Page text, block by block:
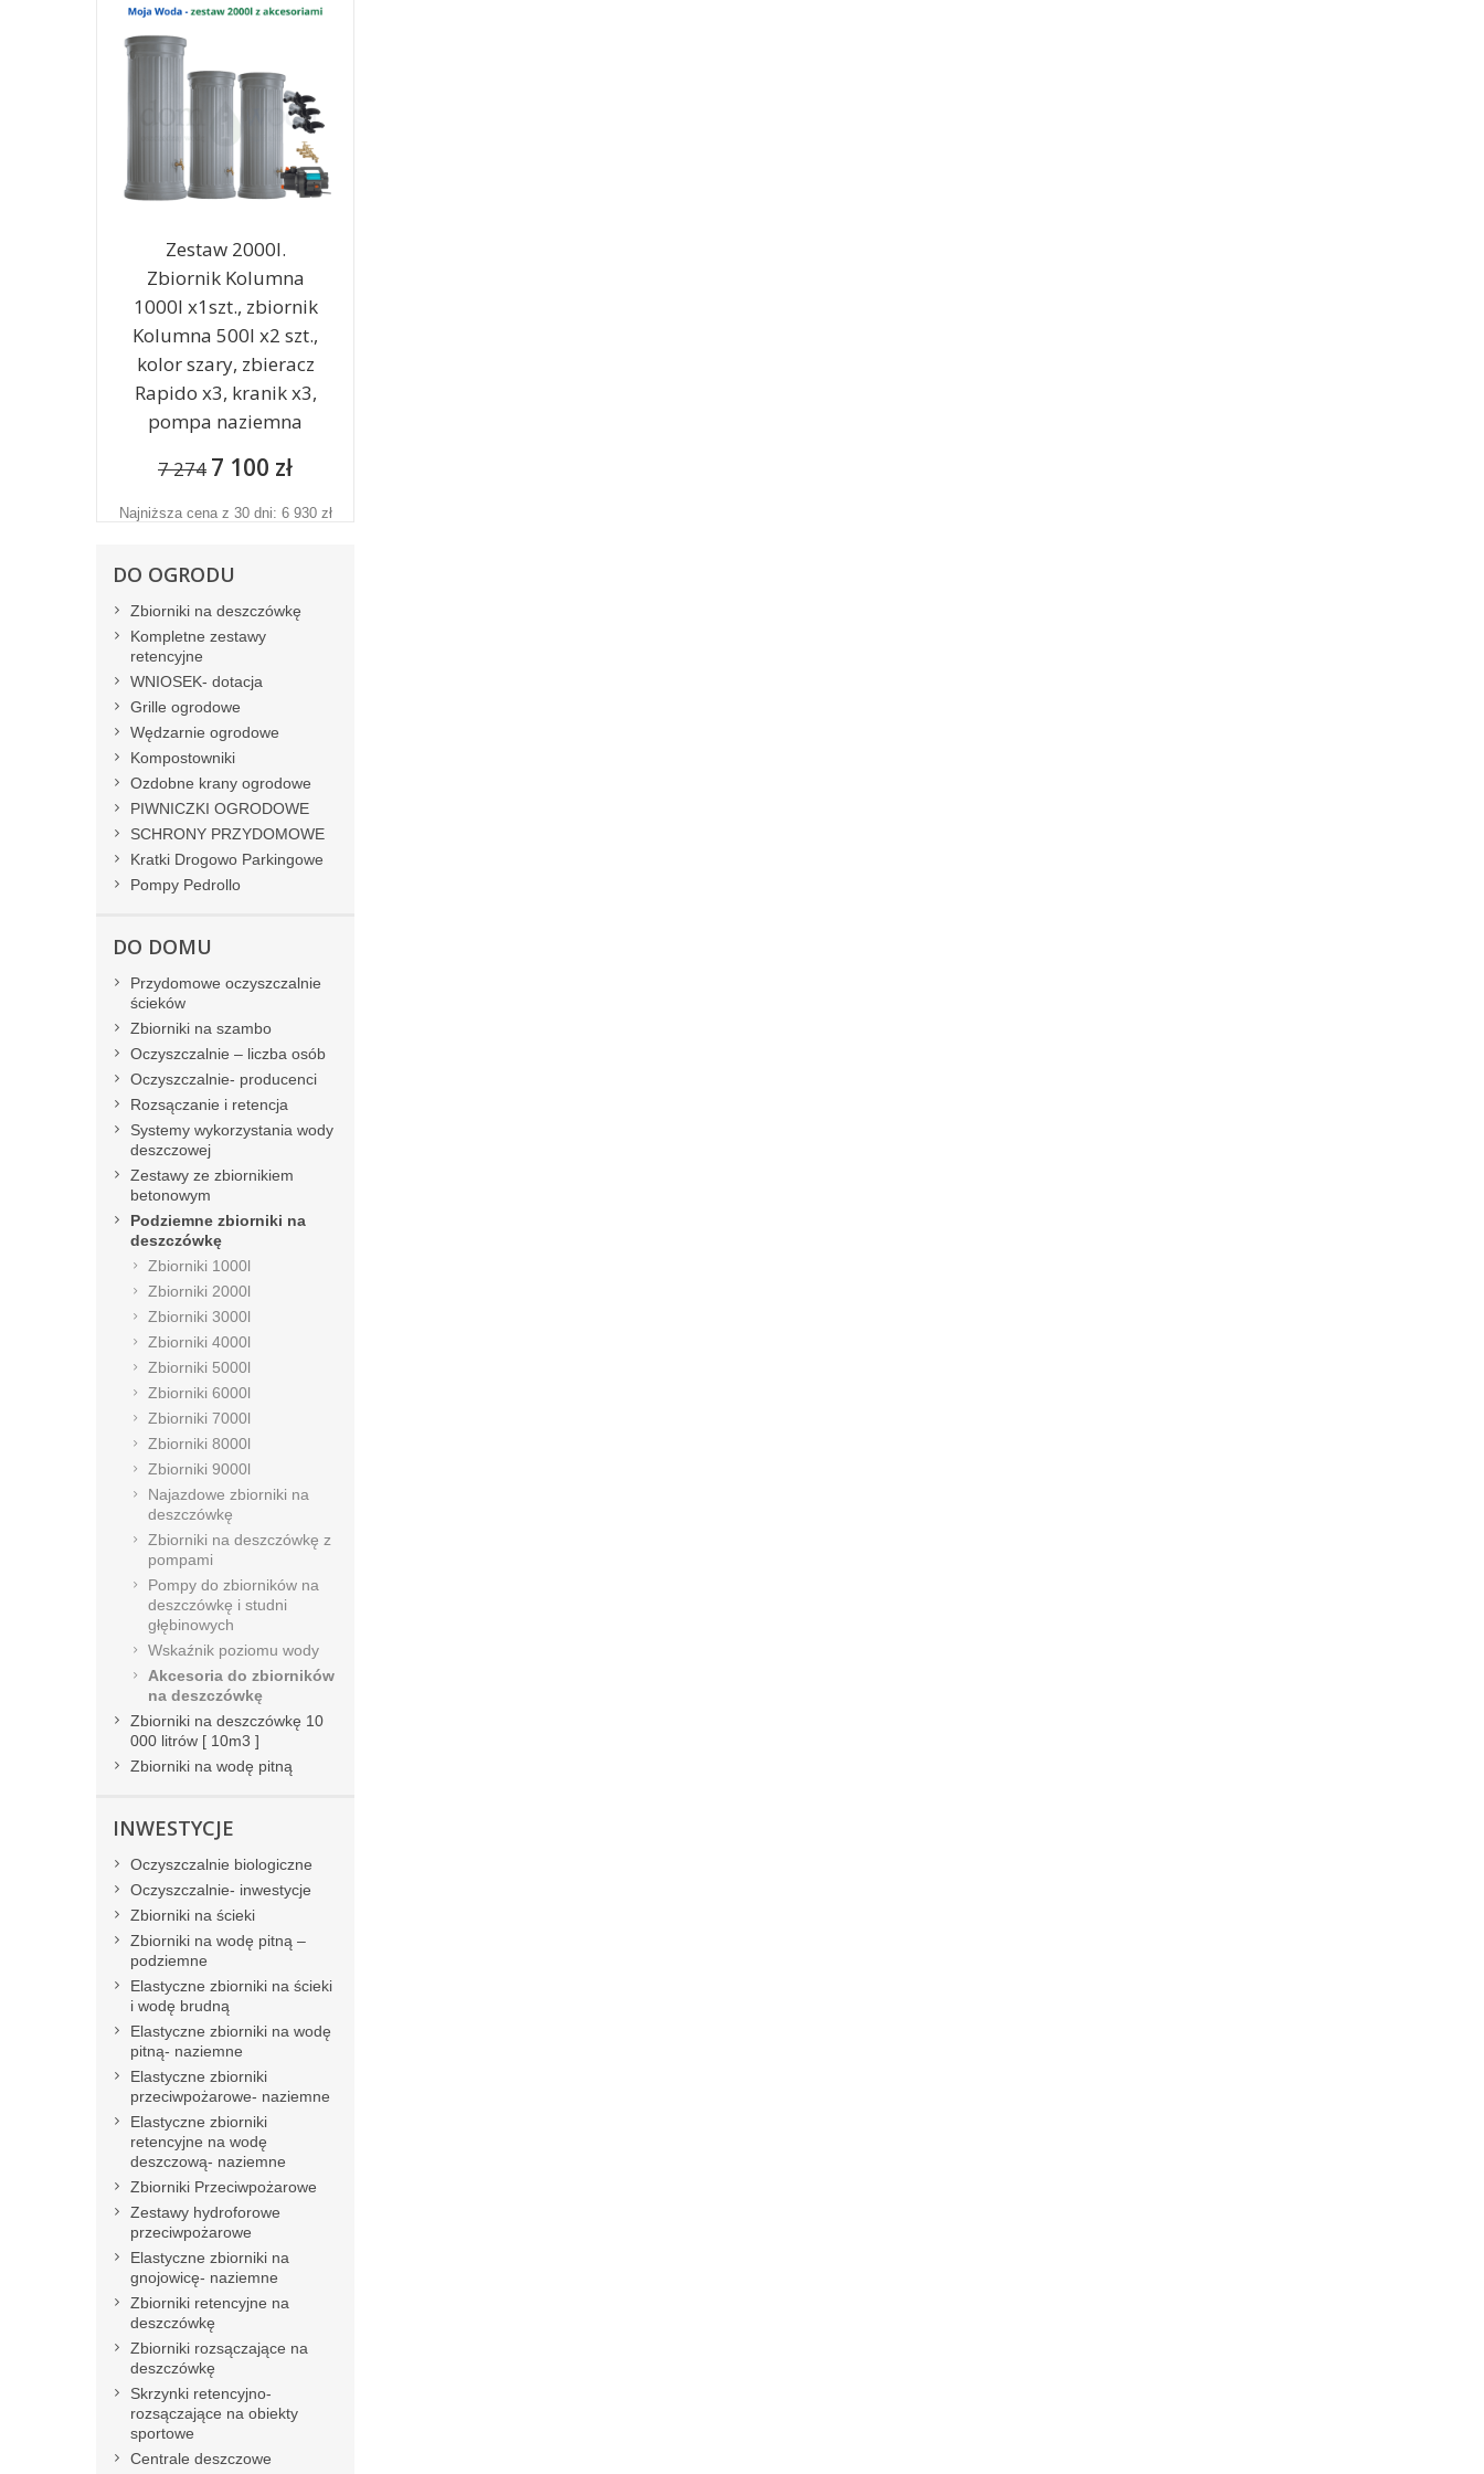
Zestaw 2000l.
Zbiornik Kolumna
1000l x1szt., zbiornik
Kolumna 500l x2 szt.,
kolor szary, zbieracz
Rapido x3, kranik x3,
pompa naziemna
7 274 7 100 zł
Najniższa cena z 30 dni: 6 930 zł
DO OGRODU
Zbiorniki na deszczówkę
Kompletne zestawy
retencyjne
WNIOSEK- dotacja
Grille ogrodowe
Wędzarnie ogrodowe
Kompostowniki
Ozdobne krany ogrodowe
PIWNICZKI OGRODOWE
SCHRONY PRZYDOMOWE
Kratki Drogowo Parkingowe
Pompy Pedrollo
DO DOMU
Przydomowe oczyszczalnie
ścieków
Zbiorniki na szambo
Oczyszczalnie – liczba osób
Oczyszczalnie- producenci
Rozsączanie i retencja
Systemy wykorzystania wody
deszczowej
Zestawy ze zbiornikiem
betonowym
Podziemne zbiorniki na
deszczówkę
Zbiorniki 1000l
Zbiorniki 2000l
Zbiorniki 3000l
Zbiorniki 4000l
Zbiorniki 5000l
Zbiorniki 6000l
Zbiorniki 7000l
Zbiorniki 8000l
Zbiorniki 9000l
Najazdowe zbiorniki na
deszczówkę
Zbiorniki na deszczówkę z
pompami
Pompy do zbiorników na
deszczówkę i studni
głębinowych
Wskaźnik poziomu wody
Akcesoria do zbiorników
na deszczówkę
Zbiorniki na deszczówkę 10
000 litrów [ 10m3 ]
Zbiorniki na wodę pitną
INWESTYCJE
Oczyszczalnie biologiczne
Oczyszczalnie- inwestycje
Zbiorniki na ścieki
Zbiorniki na wodę pitną –
podziemne
Elastyczne zbiorniki na ścieki
i wodę brudną
Elastyczne zbiorniki na wodę
pitną- naziemne
Elastyczne zbiorniki
przeciwpożarowe- naziemne
Elastyczne zbiorniki
retencyjne na wodę
deszczową- naziemne
Zbiorniki Przeciwpożarowe
Zestawy hydroforowe
przeciwpożarowe
Elastyczne zbiorniki na
gnojowicę- naziemne
Zbiorniki retencyjne na
deszczówkę
Zbiorniki rozsączające na
deszczówkę
Skrzynki retencyjno-
rozsączające na obiekty
sportowe
Centrale deszczowe